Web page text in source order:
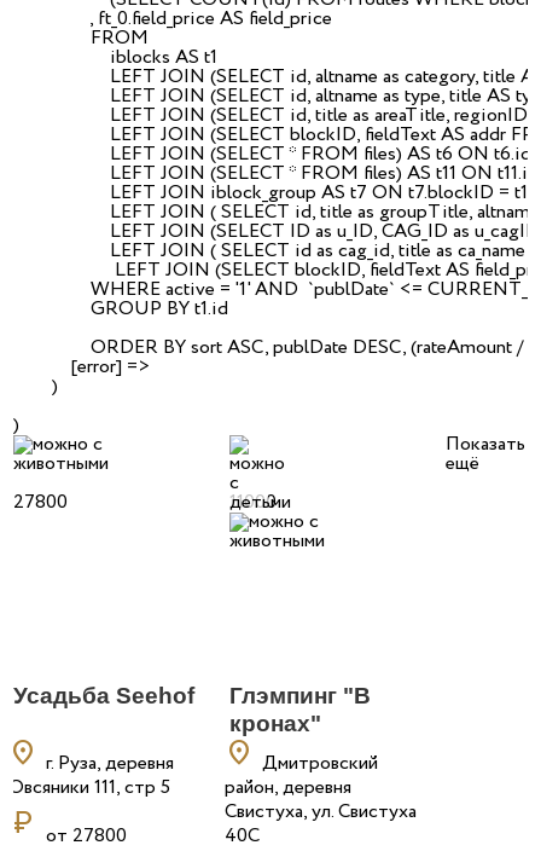
                , ft_0.field_price AS field_price
                FROM
                    iblocks AS t1
LEFT JOIN (SELECT id, altname as category,
LEFT JOIN (SELECT id, altname as type,
LEFT JOIN (SELECT id, title as areaTitle,
LEFT JOIN (SELECT blockID, fieldText AS
LEFT JOIN (SELECT * FROM files) AS t6 ON t6.id
LEFT JOIN (SELECT * FROM files) AS t11 ON
LEFT JOIN iblock_group AS t7 ON t7.blockID =
LEFT JOIN ( SELECT id, title as groupTitle,
LEFT JOIN (SELECT ID as u_ID, CAG_ID
LEFT JOIN ( SELECT id as cag_id, title as
LEFT JOIN (SELECT blockID, fieldText AS
WHERE active = '1' AND  `publDate` <=
                GROUP BY t1.id
ORDER BY sort ASC, publDate DESC, (rateAmount
            [error] =>
        )
27800
Усадьба Seehof
location_on г. Руза, деревня
Овсяники 111, стр 5
currency_ruble от 27800
11000
Глэмпинг "В
кронах"
location_on Дмитровский
район, деревня
Свистуха, ул. Свистуха
40С
Показать
ещё